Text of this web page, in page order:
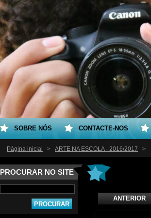
Página inicial > ARTE NA ESCOLA - 2016/2017 >
PROCURAR NO SITE
ANTERIOR
SOBRE NÓS CONTACTE-NOS